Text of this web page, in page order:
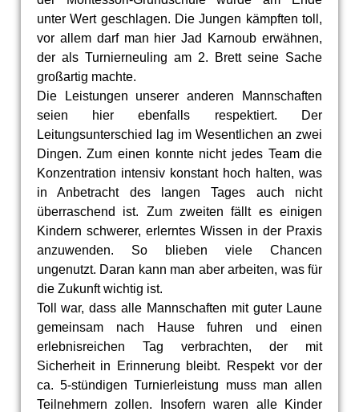
unter Wert geschlagen. Die Jungen kämpften toll,
vor allem darf man hier Jad Karnoub erwähnen,
der als Turnierneuling am 2. Brett seine Sache
großartig machte.
Die Leistungen unserer anderen Mannschaften
seien hier ebenfalls respektiert. Der
Leitungsunterschied lag im Wesentlichen an zwei
Dingen. Zum einen konnte nicht jedes Team die
Konzentration intensiv konstant hoch halten, was
in Anbetracht des langen Tages auch nicht
überraschend ist. Zum zweiten fällt es einigen
Kindern schwerer, erlerntes Wissen in der Praxis
anzuwenden. So blieben viele Chancen
ungenutzt. Daran kann man aber arbeiten, was für
die Zukunft wichtig ist.
Toll war, dass alle Mannschaften mit guter Laune
gemeinsam nach Hause fuhren und einen
erlebnisreichen Tag verbrachten, der mit
Sicherheit in Erinnerung bleibt. Respekt vor der
ca. 5-stündigen Turnierleistung muss man allen
Teilnehmern zollen. Insofern waren alle Kinder